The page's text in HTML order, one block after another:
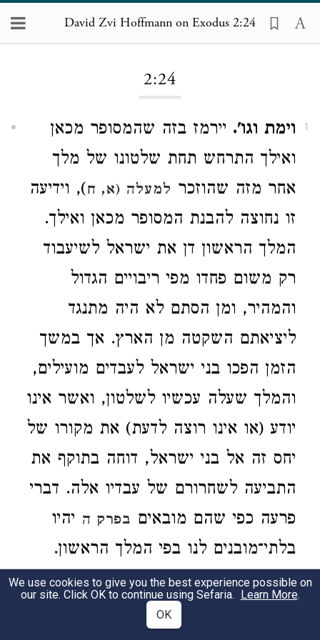
David Zvi Hoffmann on Exodus 2:24
2:24
1 וימת וגו'. יירמז בזה שהמסופר מכאן
ואילך התרחש תחת שלטונו של מלך
אחר מזה שהוזכר למעלה (א, ח), וידיעה
זו נחוצה להבנת המסופר מכאן ואילך.
המלך הראשון דן את ישראל לשיעבוד
רק משום פחדו מפי ריבויים הגדול
והמהיר, ומן הסתם לא היה מתנגד
ליציאתם השקטה מן הארץ. אך במשך
הזמן הפכו בני ישראל לעבדים מועילים,
והמלך שעלה עכשיו לשלטון, ואשר אינו
יודע (או אינו רוצה לדעת) את מקורו של
יחס זה אל בני ישראל, דוחה בתוקף את
התביעה לשחרורם של עבדיו אלה. דברי
פרעה כפי שהם מובאים בפרק ה יהיו
בלתי־מובנים לנו בפי המלך הראשון.
ויאנחו.לא היתה זו אנחה כללית דווקא
אחר מות המלך, השוה לפסוק יא
We use cookies to give you the best experience possible on
our site. Click OK to continue using Sefaria. Learn More.
OK